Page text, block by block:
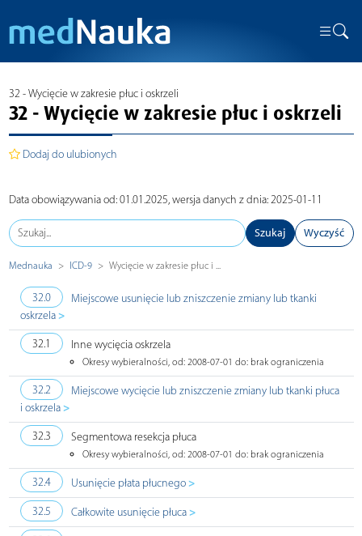
32 - Wycięcie w zakresie płuc i oskrzeli
32 - Wycięcie w zakresie płuc i oskrzeli
Dodaj do ulubionych
Data obowiązywania od: 01.01.2025, wersja danych z dnia: 2025-01-11
Szukaj Wyczyść
Mednauka ICD-9 Wycięcie w zakresie płuc i ...
32.0
Miejscowe usunięcie lub zniszczenie zmiany lub tkanki
oskrzela>
32.1 Inne wycięcia oskrzela
Okresy wybieralności, od: 2008-07-01 do: brak ograniczenia
32.2
Miejscowe wycięcie lub zniszczenie zmiany lub tkanki płuca
i oskrzela>
32.3 Segmentowa resekcja płuca
Okresy wybieralności, od: 2008-07-01 do: brak ograniczenia
32.4 Usunięcie płata płucnego>
32.5 Całkowite usunięcie płuca>